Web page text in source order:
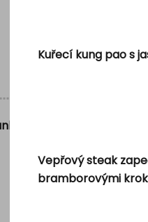
a gorgonzolou,
Kuřecí kung pao s
Vepřový steak
bramborovými